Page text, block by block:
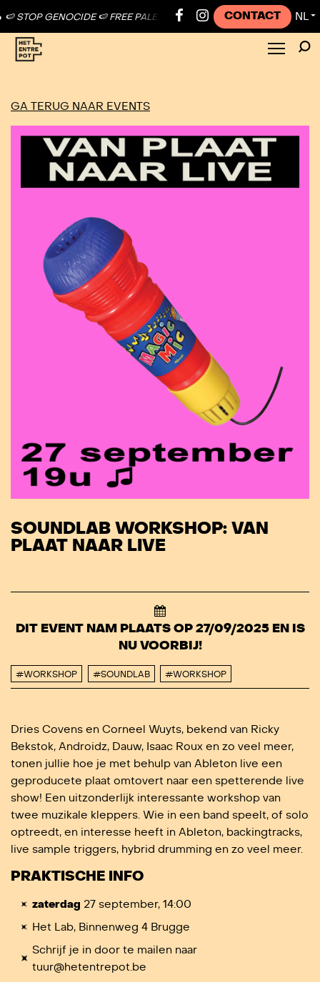
GENOCIDE 🍉 FREE PALESTINE ● 🍉 STOP GENOCIDE 🍉 FREE
CONTACT NL ▼
GA TERUG NAAR EVENTS
SOUNDLAB WORKSHOP: VAN
PLAAT NAAR LIVE
DIT EVENT NAM PLAATS OP 27/09/2025 EN IS
NU VOORBIJ!
#WORKSHOP #SOUNDLAB #WORKSHOP
Dries Covens en Corneel Wuyts, bekend van Ricky
Bekstok, Androidz, Dauw, Isaac Roux en zo veel meer,
tonen jullie hoe je met behulp van Ableton live een
geproducete plaat omtovert naar een spetterende live
show! Een uitzonderlijk interessante workshop van
twee muzikale kleppers. Wie in een band speelt, of solo
optreedt, en interesse heeft in Ableton, backingtracks,
live sample triggers, hybrid drumming en zo veel meer.
PRAKTISCHE INFO
zaterdag 27 september, 14:00
Het Lab, Binnenweg 4 Brugge
Schrijf je in door te mailen naar
tuur@hetentrepot.be